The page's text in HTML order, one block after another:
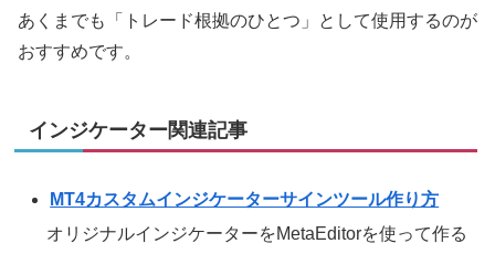
あくまでも「トレード根拠のひとつ」として使用するのが
おすすめです。
インジケーター関連記事
MT4カスタムインジケーターサインツール作り方
オリジナルインジケーターをMetaEditorを使って作る